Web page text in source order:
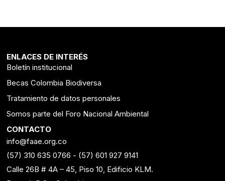
ENLACES DE INTERÉS
Boletín institucional
Becas Colombia Biodiversa
Tratamiento de datos personales
Somos parte del Foro Nacional Ambiental
CONTACTO
info@faae.org.co
(57) 310 635 0766 - (57) 601 927 9141
Calle 26B # 4A – 45, Piso 10, Edificio KLM.